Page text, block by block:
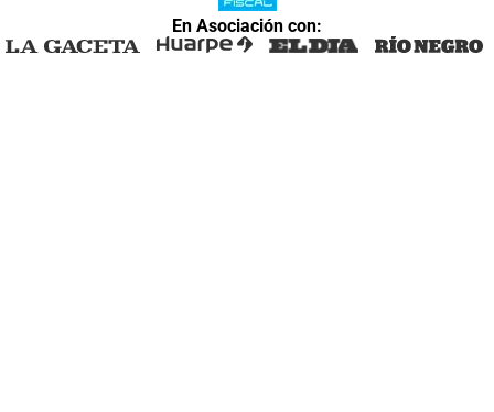
En Asociación con: